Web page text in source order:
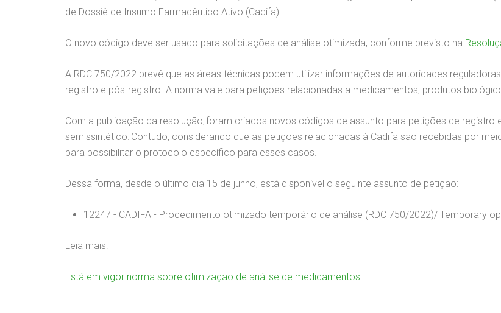
de Dossiê de Insumo Farmacêutico Ativo (Cadifa).
O novo código deve ser usado para solicitações de análise otimizada, conforme previsto na
A RDC 750/2022 prevê que as áreas técnicas podem utilizar informações de autoridades
registro e pós-registro. A norma vale para petições relacionadas a medicamentos, produtos
Com a publicação da resolução, foram criados novos códigos de assunto para petições de
semissintético. Contudo, considerando que as petições relacionadas à Cadifa são recebidas por
para possibilitar o protocolo específico para esses casos.
Dessa forma, desde o último dia 15 de junho, está disponível o seguinte assunto de petição:
12247 - CADIFA - Procedimento otimizado temporário de análise (RDC 750/2022)/ Temporary
Leia mais:
Está em vigor norma sobre otimização de análise de medicamentos